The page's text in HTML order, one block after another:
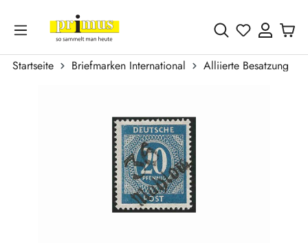
Zum Hauptinhalt springen
Du hast 0
Startseite Briefmarken International Alliierte Besatzung